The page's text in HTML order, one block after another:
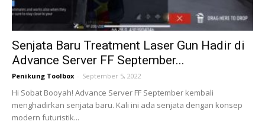
Senjata Baru Treatment Laser Gun Hadir di
Advance Server FF September...
Penikung Toolbox - September 5, 2022
Hi Sobat Booyah! Advance Server FF September kembali
menghadirkan senjata baru. Kali ini ada senjata dengan konsep
modern futuristik...